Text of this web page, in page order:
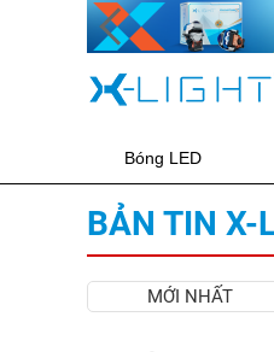
Bóng LED
BẢN TIN X-
MỚI NHẤT